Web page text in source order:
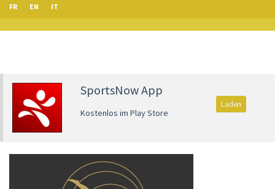
FR EN IT
SportsNow App
Kostenlos im Play Store
Laden